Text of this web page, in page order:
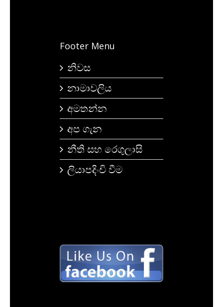
Footer Menu
නිවස
නාමාවලිය
අමතන්න
අප ගැන
නීති සහ රෙගුලාසි
ලියාපදිංචි වීම